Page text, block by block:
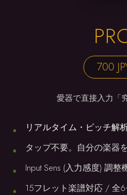
700
愛器で直接入力「
リアルタイム・ピッチ解
タップ不要。自分の楽器
Input Sens (入力感度) 調整
15フレット楽譜対応 / 全